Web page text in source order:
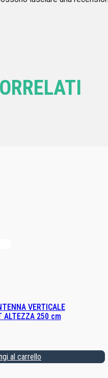
VERTICALE
250 cm
al carrello